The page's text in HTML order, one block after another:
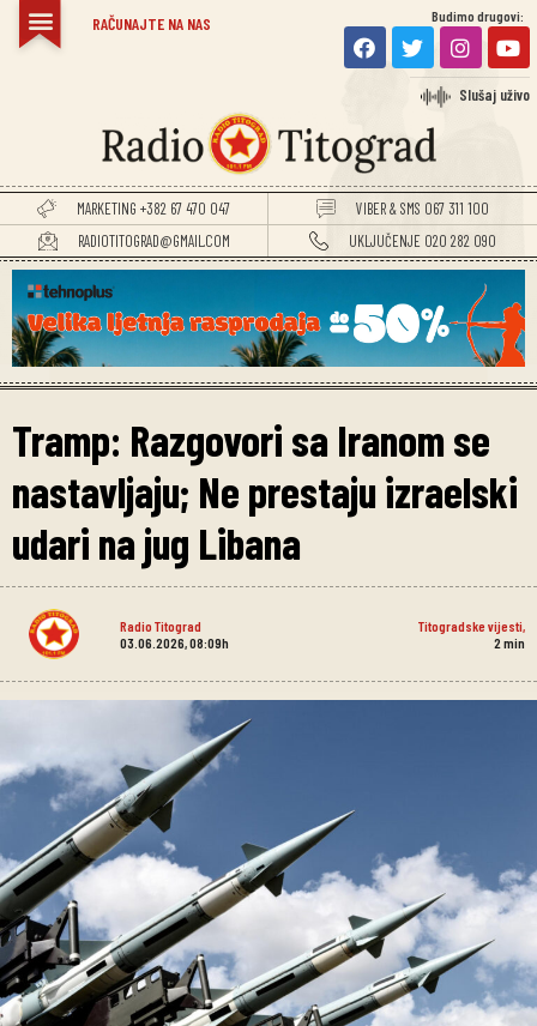
RAČUNAJTE NA NAS Budimo drugovi:
Slušaj uživo
MARKETING +382 67 470 047
VIBER & SMS 067 311 100
RADIOTITOGRAD@GMAIL.COM
UKLJUČENJE 020 282 090
Tramp: Razgovori sa Iranom se
nastavljaju; Ne prestaju izraelski
udari na jug Libana
Radio Titograd Titogradske vijesti
03.06.2026, 08:09h
2 min